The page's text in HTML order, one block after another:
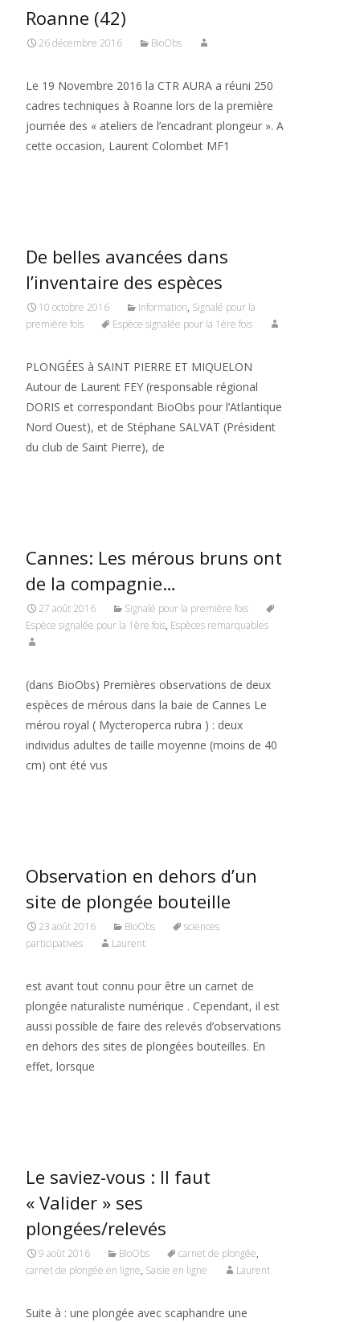
Roanne (42)
26 décembre 2016 BioObs
Le 19 Novembre 2016 la CTR AURA a réuni 250
cadres techniques à Roanne lors de la première
journée des « ateliers de l’encadrant plongeur ». A
cette occasion, Laurent Colombet MF1
De belles avancées dans
l’inventaire des espèces
10 octobre 2016 Information, Signalé pour la
première fois
Espèce signalée pour la 1ère fois
PLONGÉES à SAINT PIERRE ET MIQUELON
Autour de Laurent FEY (responsable régional
DORIS et correspondant BioObs pour l’Atlantique
Nord Ouest), et de Stéphane SALVAT (Président
du club de Saint Pierre), de
Cannes: Les mérous bruns ont
de la compagnie…
27 août 2016
Signalé pour la première fois
Espèce signalée pour la 1ère fois, Espèces remarquables
(dans BioObs) Premières observations de deux
espèces de mérous dans la baie de Cannes Le
mérou royal ( Mycteroperca rubra ) : deux
individus adultes de taille moyenne (moins de 40
cm) ont été vus
Observation en dehors d’un
site de plongée bouteille
23 août 2016 BioObs
sciences
participatives
Laurent
est avant tout connu pour être un carnet de
plongée naturaliste numérique . Cependant, il est
aussi possible de faire des relevés d’observations
en dehors des sites de plongées bouteilles. En
effet, lorsque
Le saviez-vous : Il faut
« Valider » ses
plongées/relevés
9 août 2016 BioObs carnet de plongée,
carnet de plongée en ligne, Saisie en ligne Laurent
Suite à : une plongée avec scaphandre une